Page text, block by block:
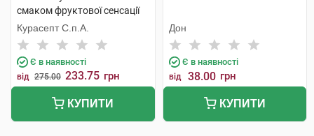
смаком фруктової сенсації
75 мл 1 туба
Курасепт С.п.А.
Є в наявності
від 275.00 233.75 грн
КУПИТИ
Дон
Є в наявності
від 38.00 грн
КУПИТИ